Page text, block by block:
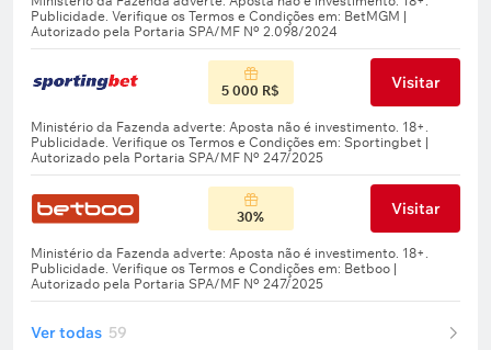
5 000 R$ Visitar
30% Visitar
Ver todas 59